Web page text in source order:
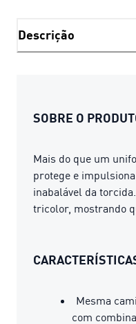
Descrição
SOBRE O
Mais do que um
protege e
inabalável da
tricolor, mostrando
Mesma
com